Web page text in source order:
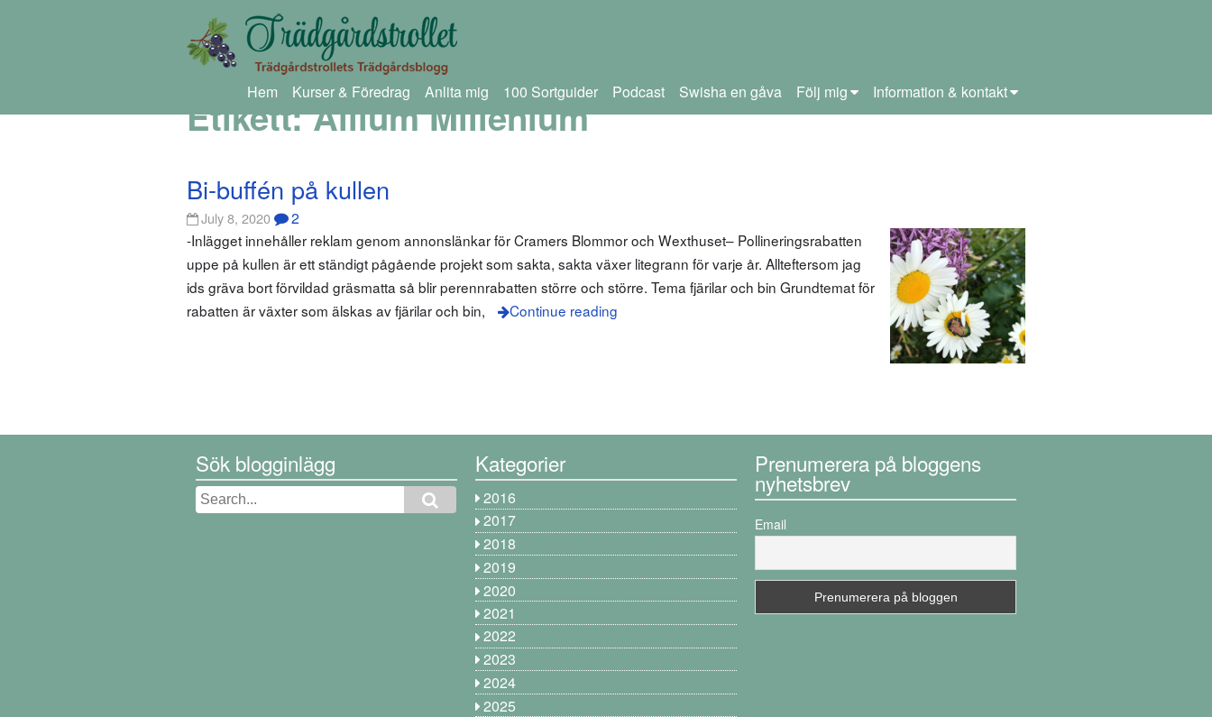
Hem Kurser & Föredrag Anlita mig 100 Sortguider Podcast Swisha en gåva Följ mig Information & kontakt
Etikett:Allium Millenium
Bi-buffén på kullen
July 8, 2020 2
-Inlägget innehåller reklam genom annonslänkar för Cramers Blommor och Wexthuset– Pollineringsrabatten
uppe på kullen är ett ständigt pågående projekt som sakta, sakta växer litegrann för varje år. Allteftersom jag
ids gräva bort förvildad gräsmatta så blir perennrabatten större och större. Tema fjärilar och bin Grundtemat för
rabatten är växter som älskas av fjärilar och bin,
Continue reading
Sök blogginlägg Kategorier
2016
2017
2018
2019
2020
2021
2022
2023
2024
2025
Prenumerera på bloggens
nyhetsbrev
Email